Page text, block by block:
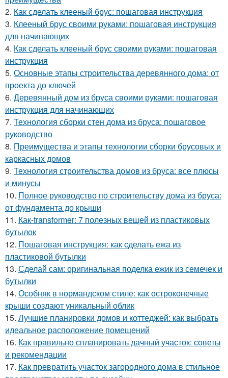
2. Как сделать клееный брус: пошаговая инструкция
3. Клееный брус своими руками: пошаговая инструкция
для начинающих
4. Как сделать клееный брус своими руками: пошаговая
инструкция
5. Основные этапы строительства деревянного дома: от
проекта до ключей
6. Деревянный дом из бруса своими руками: пошаговая
инструкция для начинающих
7. Технология сборки стен дома из бруса: пошаговое
руководство
8. Преимущества и этапы технологии сборки брусовых и
каркасных домов
9. Технология строительства домов из бруса: все плюсы
и минусы
10. Полное руководство по строительству дома из бруса:
от фундамента до крыши
11. Как-transformer: 7 полезных вещей из пластиковых
бутылок
12. Пошаговая инструкция: как сделать ежа из
пластиковой бутылки
13. Сделай сам: оригинальная поделка ежик из семечек и
бутылки
14. Особняк в нормандском стиле: как остроконечные
крыши создают уникальный облик
15. Лучшие планировки домов и коттеджей: как выбрать
идеальное расположение помещений
16. Как правильно спланировать дачный участок: советы
и рекомендации
17. Как превратить участок загородного дома в стильное